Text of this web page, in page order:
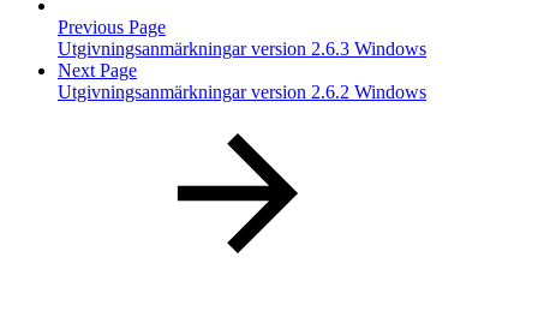
Previous Page
Utgivningsanmärkningar version 2.6.3 Windows
Next Page
Utgivningsanmärkningar version 2.6.2 Windows